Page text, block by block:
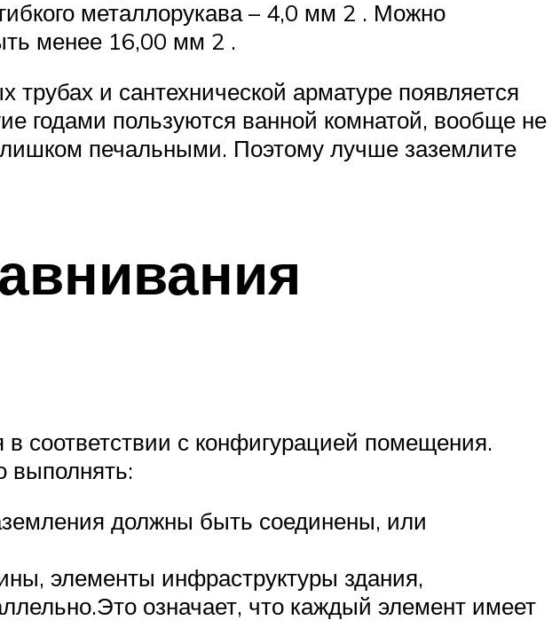
металлорукава – 4,0 мм 2 . Можно
менее 16,00 мм 2 .
трубах и сантехнической арматуре появляется
годами пользуются ванной комнатой, вообще не
печальными. Поэтому лучше заземлите
соответствии с конфигурацией помещения.
выполнять:
должны быть соединены, или
элементы инфраструктуры здания,
означает, что каждый элемент имеет